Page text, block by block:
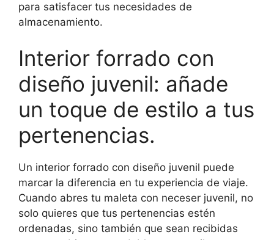
para satisfacer tus necesidades de
almacenamiento.
Interior forrado con
diseño juvenil: añade
un toque de estilo a tus
pertenencias.
Un interior forrado con diseño juvenil puede
marcar la diferencia en tu experiencia de viaje.
Cuando abres tu maleta con neceser juvenil, no
solo quieres que tus pertenencias estén
ordenadas, sino también que sean recibidas